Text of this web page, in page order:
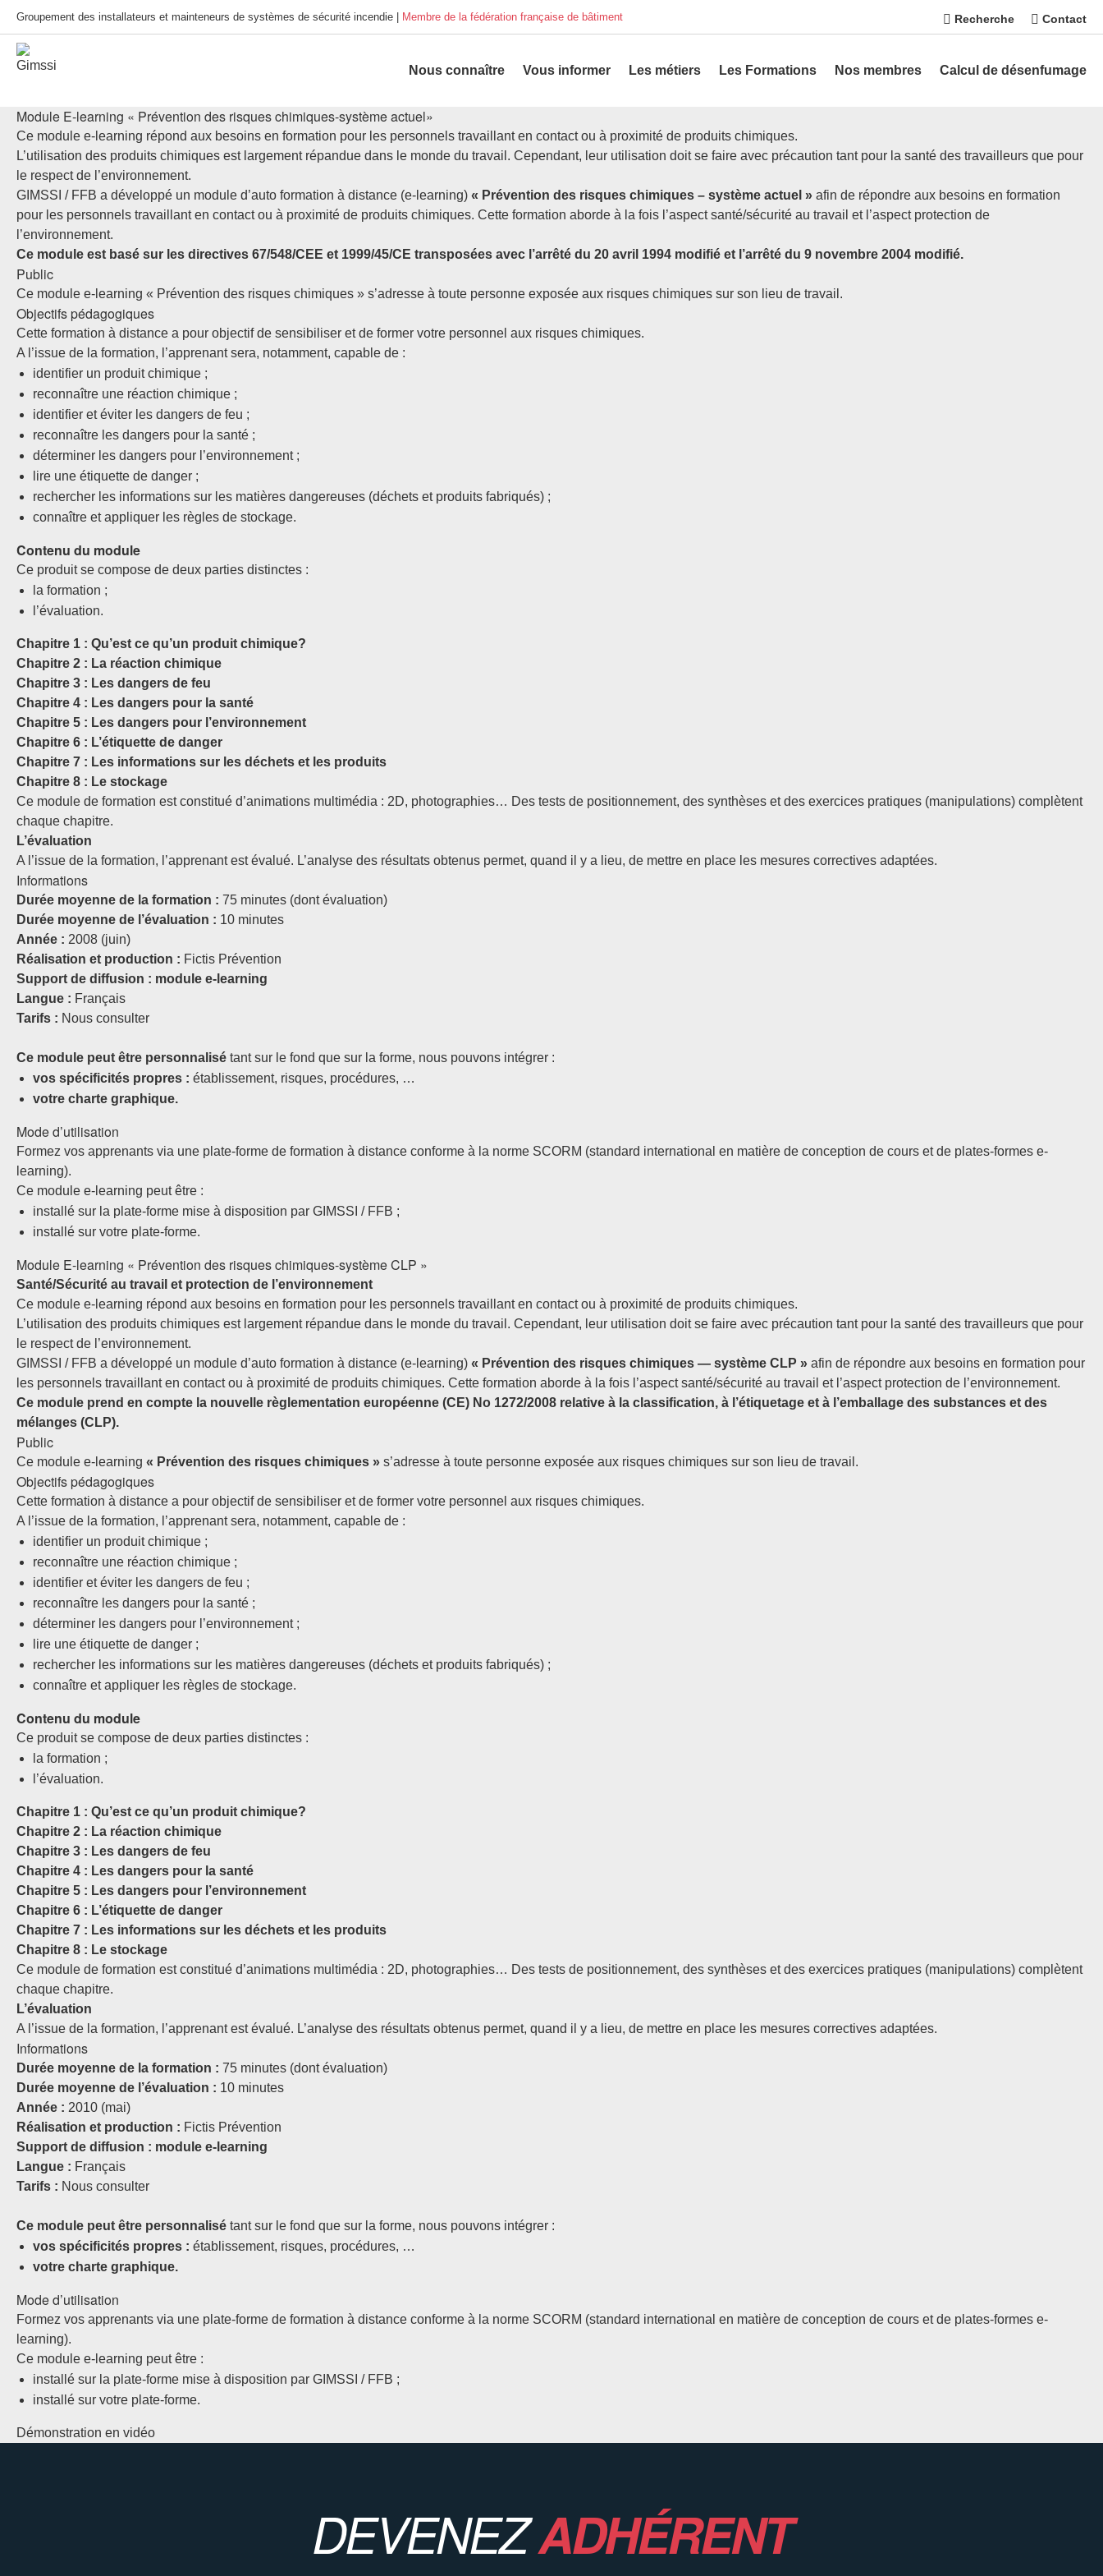
Groupement des installateurs et mainteneurs de systèmes de sécurité incendie | Membre de la fédération française de bâtiment Recherche Contact
Nous connaître Vous informer Les métiers Les Formations Nos membres Calcul de désenfumage
Module E-learning « Prévention des risques chimiques-système actuel»
Ce module e-learning répond aux besoins en formation pour les personnels travaillant en contact ou à proximité de produits chimiques.
L’utilisation des produits chimiques est largement répandue dans le monde du travail. Cependant, leur utilisation doit se faire avec précaution tant pour la santé des travailleurs que pour
le respect de l’environnement.
GIMSSI / FFB a développé un module d’auto formation à distance (e-learning) « Prévention des risques chimiques – système actuel » afin de répondre aux besoins en formation
pour les personnels travaillant en contact ou à proximité de produits chimiques. Cette formation aborde à la fois l’aspect santé/sécurité au travail et l’aspect protection de
l’environnement.
Ce module est basé sur les directives 67/548/CEE et 1999/45/CE transposées avec l’arrêté du 20 avril 1994 modifié et l’arrêté du 9 novembre 2004 modifié.
Public
Ce module e-learning « Prévention des risques chimiques » s’adresse à toute personne exposée aux risques chimiques sur son lieu de travail.
Objectifs pédagogiques
Cette formation à distance a pour objectif de sensibiliser et de former votre personnel aux risques chimiques.
A l’issue de la formation, l’apprenant sera, notamment, capable de :
identifier un produit chimique ;
reconnaître une réaction chimique ;
identifier et éviter les dangers de feu ;
reconnaître les dangers pour la santé ;
déterminer les dangers pour l’environnement ;
lire une étiquette de danger ;
rechercher les informations sur les matières dangereuses (déchets et produits fabriqués) ;
connaître et appliquer les règles de stockage.
Contenu du module
Ce produit se compose de deux parties distinctes :
la formation ;
l’évaluation.
Chapitre 1 : Qu’est ce qu’un produit chimique?
Chapitre 2 : La réaction chimique
Chapitre 3 : Les dangers de feu
Chapitre 4 : Les dangers pour la santé
Chapitre 5 : Les dangers pour l’environnement
Chapitre 6 : L’étiquette de danger
Chapitre 7 : Les informations sur les déchets et les produits
Chapitre 8 : Le stockage
Ce module de formation est constitué d’animations multimédia : 2D, photographies… Des tests de positionnement, des synthèses et des exercices pratiques (manipulations) complètent
chaque chapitre.
L’évaluation
A l’issue de la formation, l’apprenant est évalué. L’analyse des résultats obtenus permet, quand il y a lieu, de mettre en place les mesures correctives adaptées.
Informations
Durée moyenne de la formation : 75 minutes (dont évaluation)
Durée moyenne de l’évaluation : 10 minutes
Année : 2008 (juin)
Réalisation et production : Fictis Prévention
Support de diffusion : module e-learning
Langue : Français
Tarifs : Nous consulter
Ce module peut être personnalisé tant sur le fond que sur la forme, nous pouvons intégrer :
vos spécificités propres : établissement, risques, procédures, …
votre charte graphique.
Mode d’utilisation
Formez vos apprenants via une plate-forme de formation à distance conforme à la norme SCORM (standard international en matière de conception de cours et de plates-formes e-
learning).
Ce module e-learning peut être :
installé sur la plate-forme mise à disposition par GIMSSI / FFB ;
installé sur votre plate-forme.
Module E-learning « Prévention des risques chimiques-système CLP »
Santé/Sécurité au travail et protection de l’environnement
Ce module e-learning répond aux besoins en formation pour les personnels travaillant en contact ou à proximité de produits chimiques.
L’utilisation des produits chimiques est largement répandue dans le monde du travail. Cependant, leur utilisation doit se faire avec précaution tant pour la santé des travailleurs que pour
le respect de l’environnement.
GIMSSI / FFB a développé un module d’auto formation à distance (e-learning) « Prévention des risques chimiques — système CLP » afin de répondre aux besoins en formation pour
les personnels travaillant en contact ou à proximité de produits chimiques. Cette formation aborde à la fois l’aspect santé/sécurité au travail et l’aspect protection de l’environnement.
Ce module prend en compte la nouvelle règlementation européenne (CE) No 1272/2008 relative à la classification, à l’étiquetage et à l’emballage des substances et des
mélanges (CLP).
Public
Ce module e-learning « Prévention des risques chimiques » s’adresse à toute personne exposée aux risques chimiques sur son lieu de travail.
Objectifs pédagogiques
Cette formation à distance a pour objectif de sensibiliser et de former votre personnel aux risques chimiques.
A l’issue de la formation, l’apprenant sera, notamment, capable de :
identifier un produit chimique ;
reconnaître une réaction chimique ;
identifier et éviter les dangers de feu ;
reconnaître les dangers pour la santé ;
déterminer les dangers pour l’environnement ;
lire une étiquette de danger ;
rechercher les informations sur les matières dangereuses (déchets et produits fabriqués) ;
connaître et appliquer les règles de stockage.
Contenu du module
Ce produit se compose de deux parties distinctes :
la formation ;
l’évaluation.
Chapitre 1 : Qu’est ce qu’un produit chimique?
Chapitre 2 : La réaction chimique
Chapitre 3 : Les dangers de feu
Chapitre 4 : Les dangers pour la santé
Chapitre 5 : Les dangers pour l’environnement
Chapitre 6 : L’étiquette de danger
Chapitre 7 : Les informations sur les déchets et les produits
Chapitre 8 : Le stockage
Ce module de formation est constitué d’animations multimédia : 2D, photographies… Des tests de positionnement, des synthèses et des exercices pratiques (manipulations) complètent
chaque chapitre.
L’évaluation
A l’issue de la formation, l’apprenant est évalué. L’analyse des résultats obtenus permet, quand il y a lieu, de mettre en place les mesures correctives adaptées.
Informations
Durée moyenne de la formation : 75 minutes (dont évaluation)
Durée moyenne de l’évaluation : 10 minutes
Année : 2010 (mai)
Réalisation et production : Fictis Prévention
Support de diffusion : module e-learning
Langue : Français
Tarifs : Nous consulter
Ce module peut être personnalisé tant sur le fond que sur la forme, nous pouvons intégrer :
vos spécificités propres : établissement, risques, procédures, …
votre charte graphique.
Mode d’utilisation
Formez vos apprenants via une plate-forme de formation à distance conforme à la norme SCORM (standard international en matière de conception de cours et de plates-formes e-
learning).
Ce module e-learning peut être :
installé sur la plate-forme mise à disposition par GIMSSI / FFB ;
installé sur votre plate-forme.
Démonstration en vidéo
DEVENEZADHÉRENT